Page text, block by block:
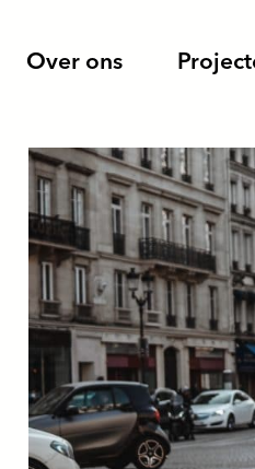
Over ons